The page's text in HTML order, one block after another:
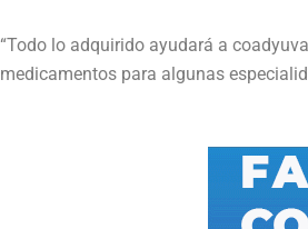
“Todo lo adquirido ayudará a
medicamentos para algunas